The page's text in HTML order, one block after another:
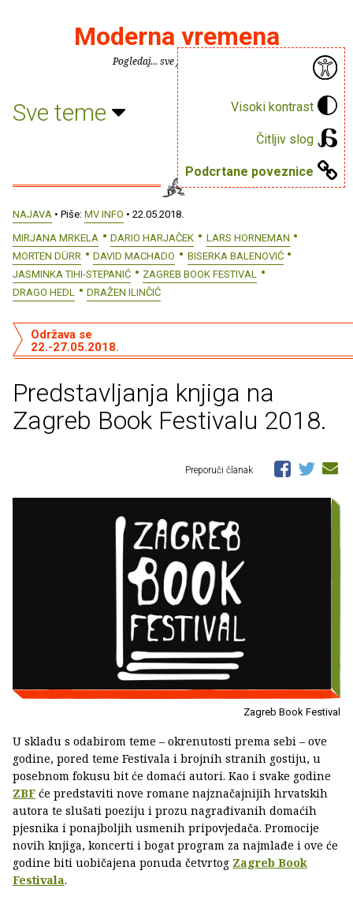
Visoki kontrast
Čitljiv slog
Podcrtane poveznice
Moderna vremena
Pogledaj... sve je puno knjiga.
Sve teme
NAJAVA • Piše: MV INFO • 22.05.2018.
MIRJANA MRKELA
DARIO HARJAČEK
LARS HORNEMAN
MORTEN DÜRR
DAVID MACHADO
BISERKA BALENOVIĆ
JASMINKA TIHI-STEPANIĆ
ZAGREB BOOK FESTIVAL
DRAGO HEDL
DRAŽEN ILINČIĆ
Predstavljanja knjiga na
Zagreb Book Festivalu 2018.
Održava se
22.-27.05.2018.
Preporuči članak
Zagreb Book Festival
U skladu s odabirom teme – okrenutosti prema sebi – ove
godine, pored teme Festivala i brojnih stranih gostiju, u
posebnom fokusu bit će domaći autori. Kao i svake godine
ZBF će predstaviti nove romane najznačajnijih hrvatskih
autora te slušati poeziju i prozu nagrađivanih domaćih
pjesnika i ponajboljih usmenih pripovjedača. Promocije
novih knjiga, koncerti i bogat program za najmlađe i ove će
godine biti uobičajena ponuda četvrtog Zagreb Book
Festivala.